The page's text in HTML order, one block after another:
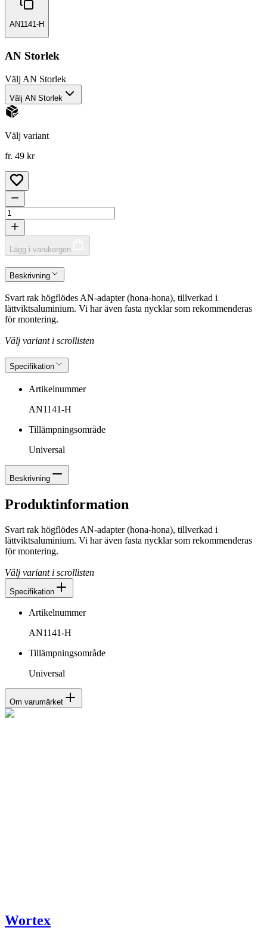
AN1141-H
AN Storlek
Välj AN Storlek
Välj AN Storlek
Välj variant
fr. 49 kr
Lägg i varukorgen
Beskrivning
Svart rak högflödes AN-adapter (hona-hona), tillverkad i
lättviktsaluminium. Vi har även fasta nycklar som rekommenderas
för montering.
Välj variant i scrollisten
Specifikation
Artikelnummer
AN1141-H
Tillämpningsområde
Universal
Beskrivning
Produktinformation
Svart rak högflödes AN-adapter (hona-hona), tillverkad i
lättviktsaluminium. Vi har även fasta nycklar som rekommenderas
för montering.
Välj variant i scrollisten
Specifikation
Artikelnummer
AN1141-H
Tillämpningsområde
Universal
Om varumärket
Wortex